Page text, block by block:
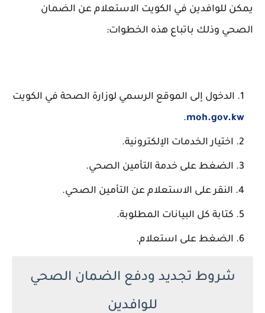
يمكن للوافدين في الكويت الاستعلام عن الضمان
الصحي وذلك باتباع هذه الخطوات:
الدخول إلى الموقع الرسمي لوزارة الصحة في الكويت
moh.gov.kw
.
اختيار الخدمات الإلكترونية.
الضغط على خدمة التأمين الصحي.
النقر على الاستعلام عن التأمين الصحي.
كتابة كل البيانات المطلوبة.
الضغط على استعلام.
شروط تجديد ودفع الضمان الصحي
للوافدين